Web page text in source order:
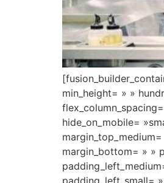
min_height= » »
hide_on_mobile=
margin_bottom= » »
padding_left_small=